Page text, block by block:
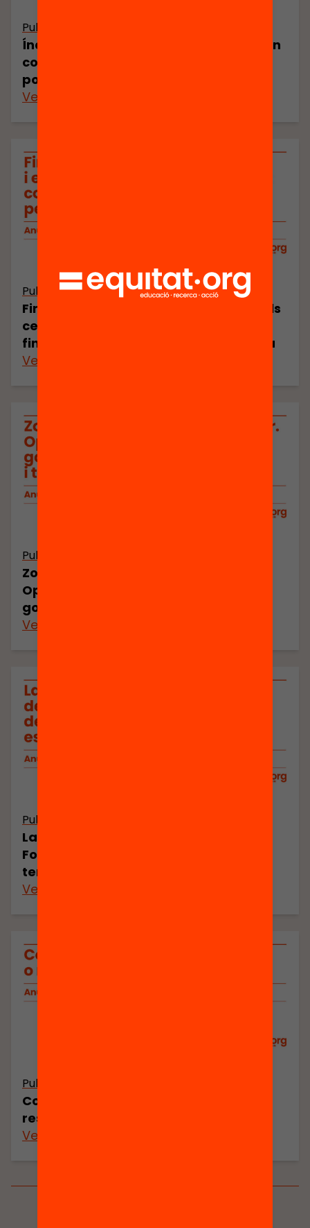
Publicació
Índex de vulnerabilitat a les escoles: un
company de viatge clau per a les
polítiques d’equitat
Veure’n més
Publicació
Finançar de forma justa i equitativa els
centres educatius: com fer possible el
finançament per fórmula a Catalunya
Veure’n més
Publicació
Zones educatives i millora escolar.
Opcions de polítiques per a una
governança col·laborativa i territorial
Veure’n més
Publicació
La planificació i la governança de la
Formació Professional: desigualtat
territorial i justícia espacial
Veure’n més
Publicació
Conclusions: trencar la inèrcia o
resignar-se a la mediocritat
Veure’n més